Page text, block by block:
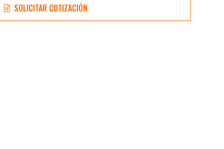
SOLICITAR COTIZACIÓN